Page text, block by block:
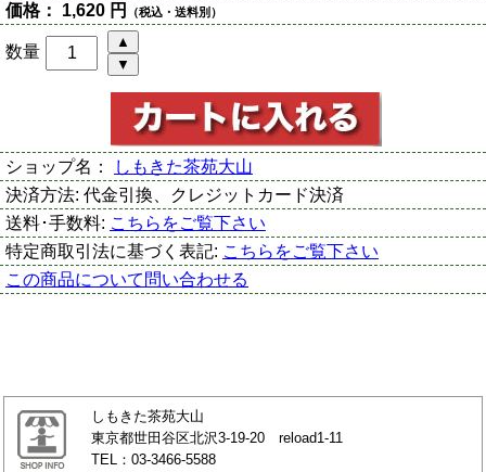
価格： 1,620 円 （税込・送料別）
数量
ショップ名：
しもきた茶苑大山
決済方法: 代金引換、クレジットカード決済
送料･手数料: こちらをご覧下さい
特定商取引法に基づく表記: こちらをご覧下さい
この商品について問い合わせる
しもきた茶苑大山
東京都世田谷区北沢3-19-20 reload1-11
TEL：03-3466-5588